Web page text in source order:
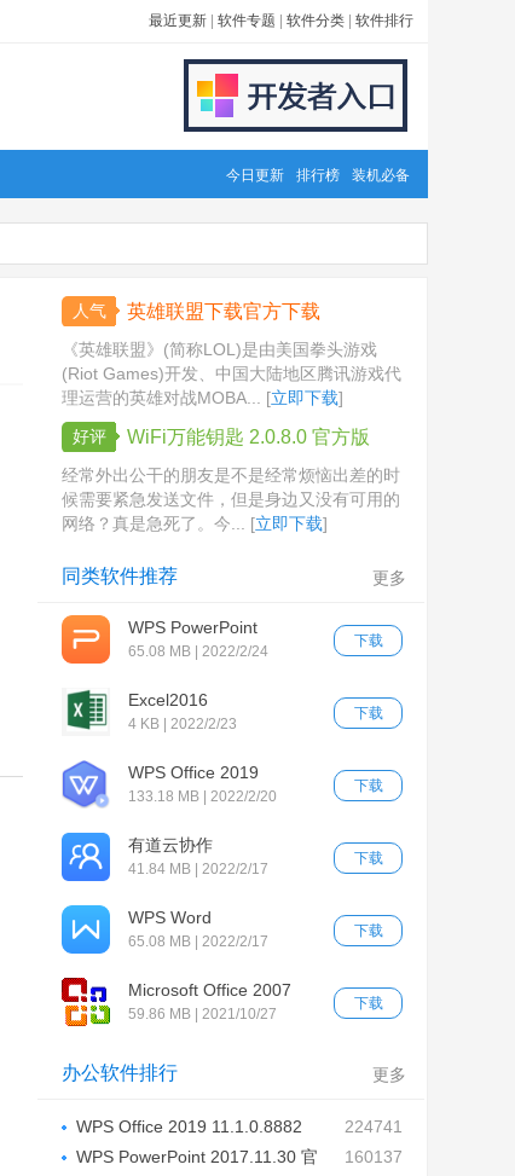
最近更新 软件专题 软件分类 软件排行
今日更新 排行榜 装机必备
人气 英雄联盟下载官方下载
《英雄联盟》(简称LOL)是由美国拳头游戏
(Riot Games)开发、中国大陆地区腾讯游戏代
理运营的英雄对战MOBA... [立即下载]
好评
WiFi万能钥匙 2.0.8.0 官方版
经常外出公干的朋友是不是经常烦恼出差的时
候需要紧急发送文件，但是身边又没有可用的
网络？真是急死了。今... [立即下载]
更多
同类软件推荐
下载
WPS PowerPoint
65.08 MB | 2022/2/24
下载
Excel2016
4 KB | 2022/2/23
下载
WPS Office 2019
133.18 MB | 2022/2/20
下载
有道云协作
41.84 MB | 2022/2/17
下载
WPS Word
65.08 MB | 2022/2/17
下载
Microsoft Office 2007
59.86 MB | 2021/10/27
更多
办公软件排行
224741
WPS Office 2019 11.1.0.8882
官...
160137
WPS PowerPoint 2017.11.30 官